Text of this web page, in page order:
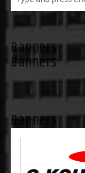
Banners
Banners
Banners